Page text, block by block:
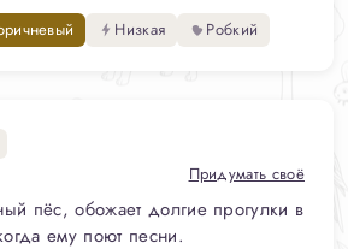
Низкая Робкий
Придумать своё
пёс, обожает долгие прогулки в
ему поют песни.